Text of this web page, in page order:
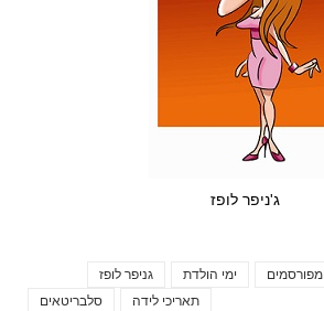
ג'ניפר לופז
גניפר לופז ימי הולדת מפורסמים
סלבריטאים
תאריכי לידה